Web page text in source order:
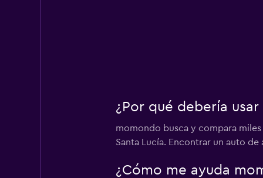
¿Por qué debería
momondo busca y compara
Santa Lucía. Encontrar un auto
¿Cómo me ayuda